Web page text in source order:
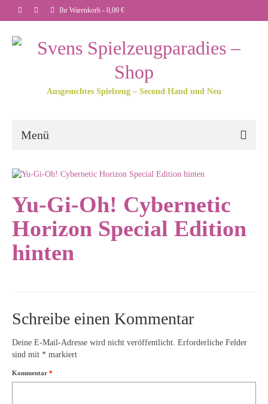
Ihr Warenkorb - 0,00 €
Ausgesuchtes Spielzeug – Second Hand und Neu
Menü
Yu-Gi-Oh! Cybernetic
Horizon Special Edition
hinten
Schreibe einen Kommentar
Deine E-Mail-Adresse wird nicht veröffentlicht. Erforderliche Felder
sind mit * markiert
Kommentar *